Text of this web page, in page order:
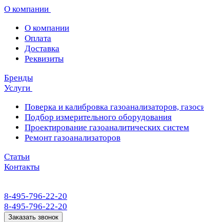
О компании
О компании
Оплата
Доставка
Реквизиты
Бренды
Услуги
Поверка и калибровка газоанализаторов,
Подбор измерительного оборудования
Проектирование газоаналитических систем
Ремонт газоанализаторов
Статьи
Контакты
8-495-796-22-20
8-495-796-22-20
Заказать звонок